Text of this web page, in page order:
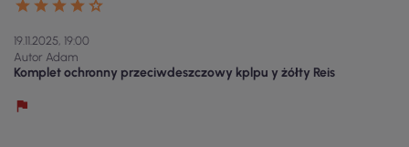
19.11.2025, 19:00
Autor Adam
Komplet ochronny przeciwdeszczowy kplpu y żółty Reis